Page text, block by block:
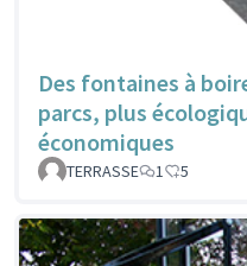
Des fontaines à
parcs, plus
économiques
TERRASSE 1 5